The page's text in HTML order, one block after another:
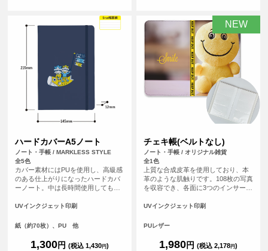
ハードカバーA5ノート
ノート・手帳 / MARKLESS STYLE
全5色
カバー素材にはPUを使用し、高級感
のある仕上がりになったハードカバ
ーノート。中は長時間使用しても目
の色味や幅にもこだわっています。
UVインクジェット印刷
紙（約70枚）、PU 他
1,300円 (税込 1,430円)
NEW
チェキ帳(ベルトなし)
ノート・手帳 / オリジナル雑貨
全1色
上質な合成皮革を使用しており、本
革のような肌触りです。108枚の写真
を収容でき、各面に3つのインサート
示に最適です。 チェキを収納する推
フォトブックとしても便利なアイテ
UVインクジェット印刷
PUレザー
1,980円 (税込 2,178円)